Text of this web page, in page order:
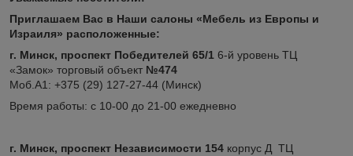
Приглашаем Вас в Наши салоны «Мебель из Европы и
Израиля» расположенные:
г. Минск, проспект Победителей 65/1 6-й уровень ТЦ
«Замок» торговый объект №474
Моб.А1: +375 (29) 127-27-44 (Минск)
Время работы: с 10-00 до 21-00 ежедневно
г. Минск, проспект Независимости 154 корпус Д ТЦ